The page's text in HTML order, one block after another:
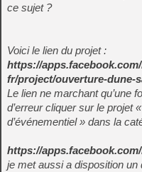
ce sujet ?
Voici le lien du projet :
https://
fr/project/ouverture-dune-
Le lien ne marchant qu’une
d’erreur cliquer sur le projet
d’événementiel » dans la
https://
je met aussi a disposition